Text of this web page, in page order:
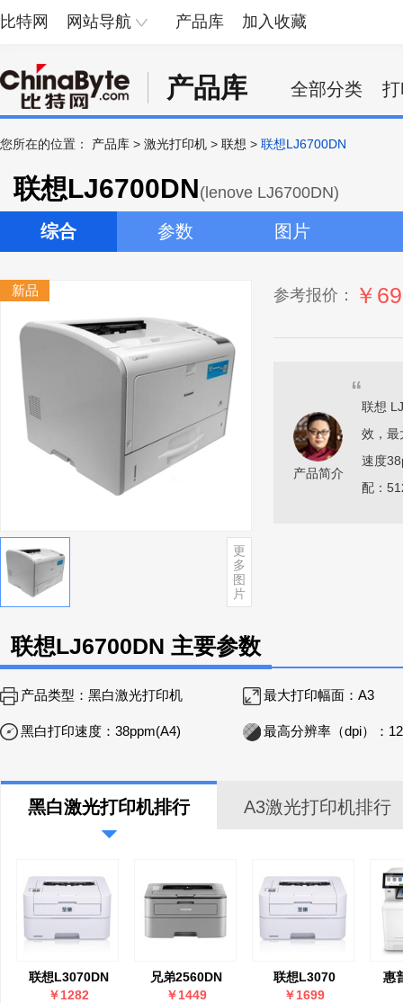
比特网 网站导航 产品库 加入收藏
产品库 全部分类
您所在的位置： 产品库 > 激光打印机 > 联想 > 联想LJ6700DN
联想LJ6700DN(lenove LJ6700DN)
综合 参数 图片
新品
更
多
图
片
参考报价： ￥
产品简介
“
联想
效，最
速度
配：
联想LJ6700DN 主要参数
产品类型： 黑白激光打印机 最大打印幅面： A3
黑白打印速度： 38ppm(A4) 最高分辨率（dpi）：
黑白激光打印机排行 A3激光打印机排行
联想L3070DN
￥1282
兄弟2560DN
￥1449
联想L3070
￥1699
惠